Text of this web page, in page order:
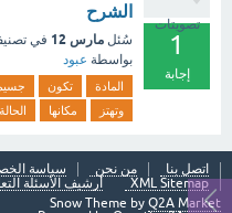
تصويتات
1
إجابة
الشرح
سُئل مارس 12 في
بواسطة عبود
المادة تكون
وتهتز
مكانها الحالة
اتصل بنا من نحن سياسة
XML Sitemap
أرشيف الأسئلة
Snow Theme by Q2A Market